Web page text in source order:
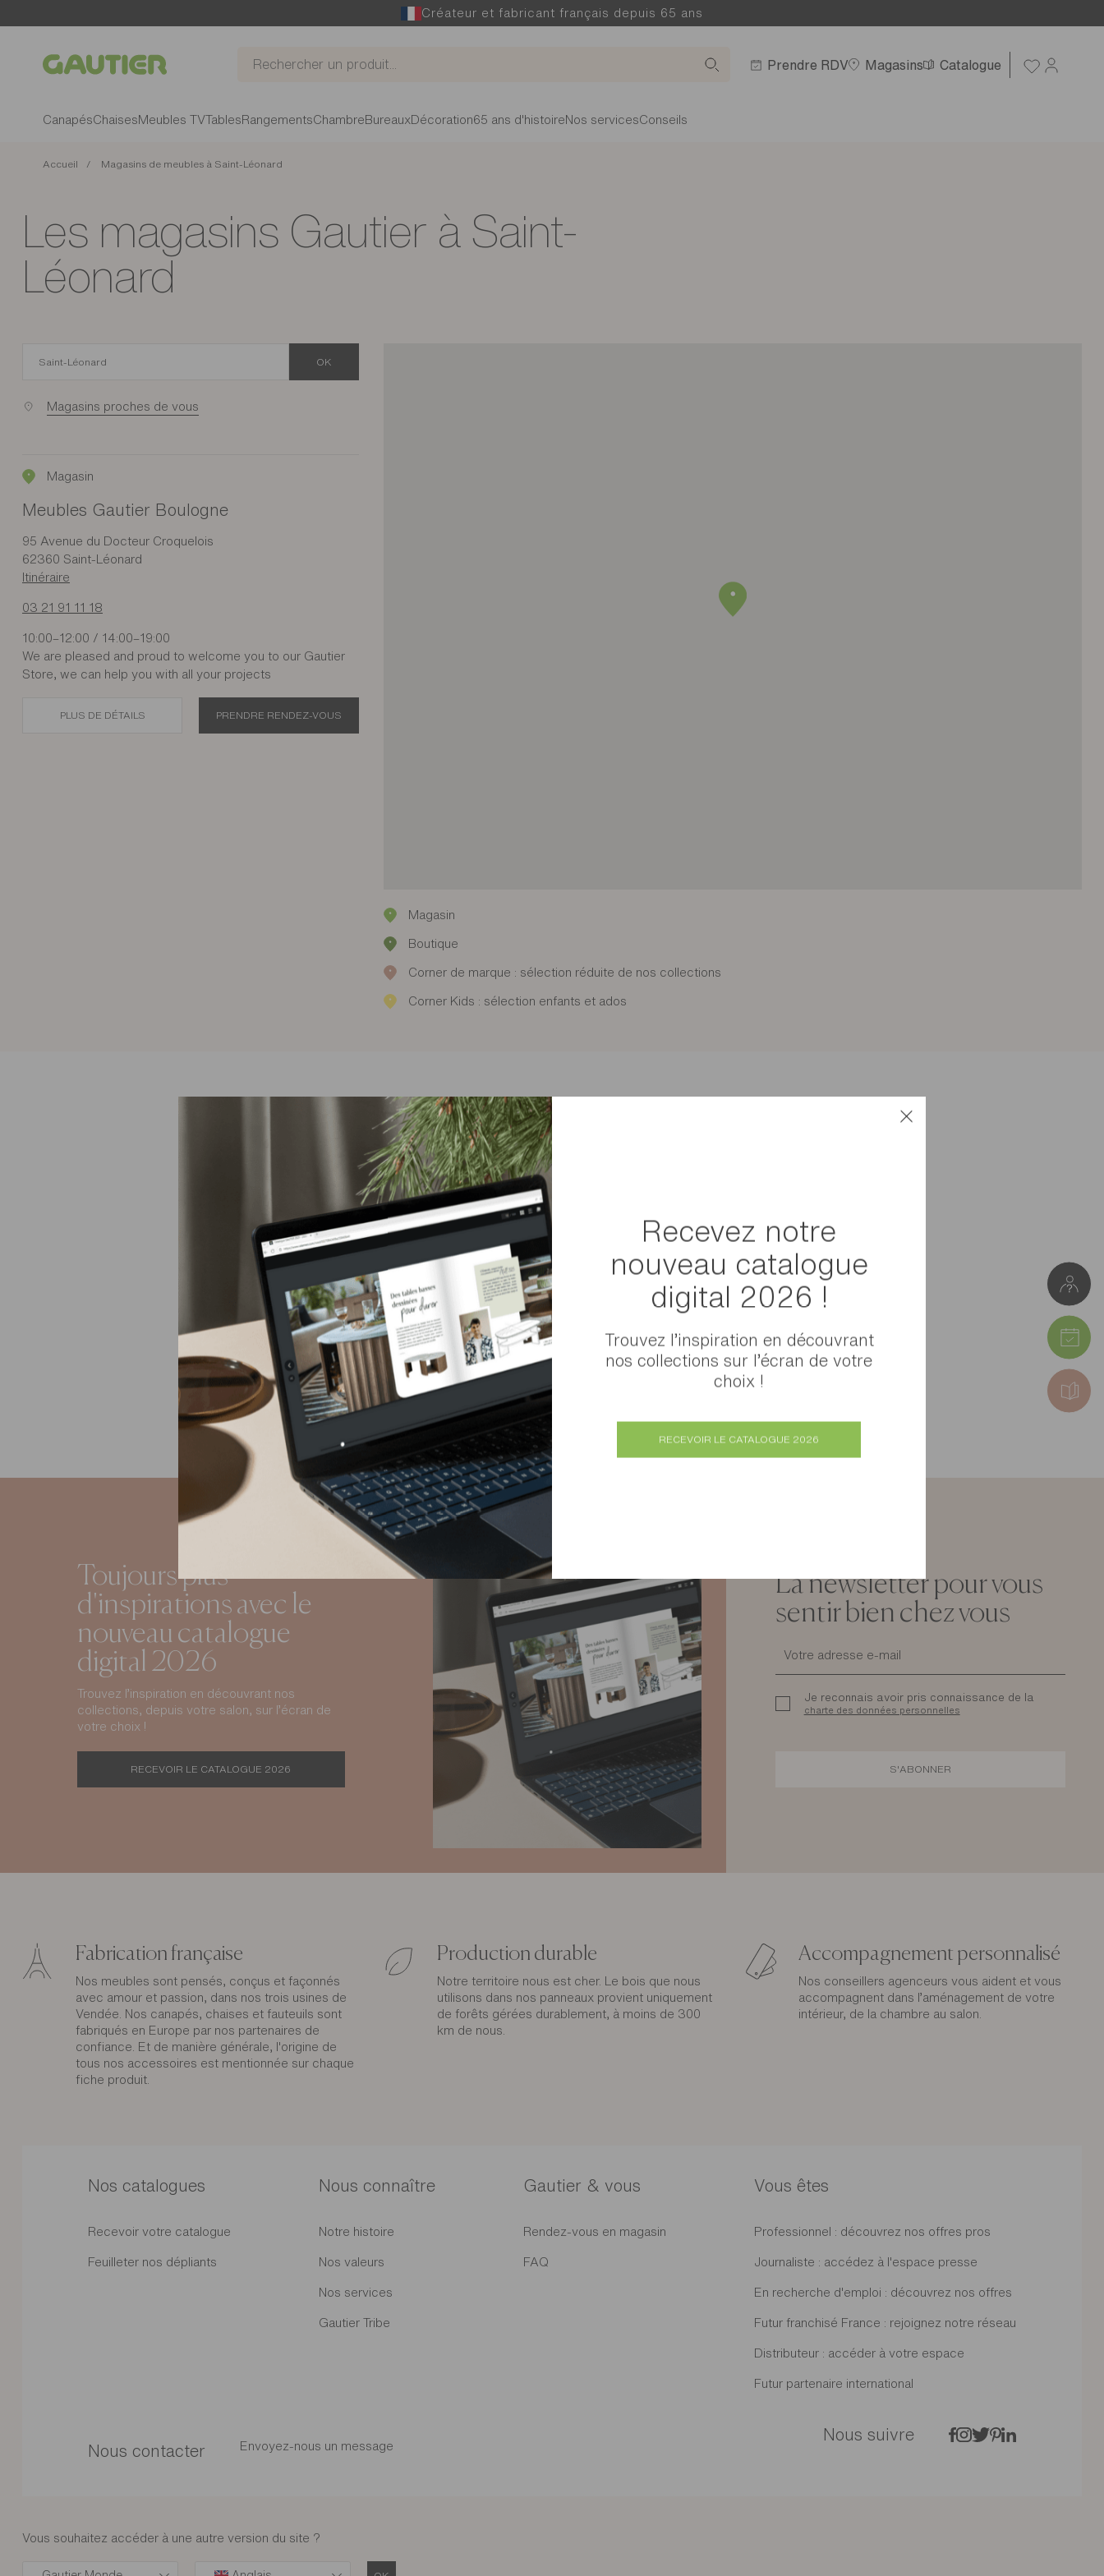
Créateur et fabricant français depuis 65 ans
Gautier Prendre RDV Magasins Catalogue
CanapésChaises Meubles TVTables RangementsChambre Bureaux Décoration65 ans d'histoire Nos servicesConseils
Accueil Magasins de meubles à Saint-Léonard
Les magasins Gautier à Saint-
Léonard
OK
Magasins proches de vous
Magasin
Meubles Gautier Boulogne
95 Avenue du Docteur Croquelois
62360 Saint-Léonard
Itinéraire
03 21 91 11 18
10:00–12:00 / 14:00–19:00
We are pleased and proud to welcome you to our Gautier
Store, we can help you with all your projects
PLUS DE DÉTAILS PRENDRE RENDEZ-VOUS
Magasin
Boutique
Corner de marque : sélection réduite de nos collections
Corner Kids : sélection enfants et ados
Gautier dans le monde
Moyen-Orient
Amérique
Recevez notre
nouveau catalogue
digital 2026 !
Trouvez l’inspiration en découvrant
nos collections sur l’écran de votre
choix !
RECEVOIR LE CATALOGUE 2026
Toujours plus
d'inspirations avec le
nouveau catalogue
digital 2026
Trouvez l’inspiration en découvrant nos
collections, depuis votre salon, sur l’écran de
votre choix !
RECEVOIR LE CATALOGUE 2026
La newsletter pour vous
sentir bien chez vous
Je reconnais avoir pris connaissance de la
charte des données personnelles
S'ABONNER
Fabrication française
Nos meubles sont pensés, conçus et façonnés
avec amour et passion, dans nos trois usines de
Vendée. Nos canapés, chaises et fauteuils sont
fabriqués en Europe par nos partenaires de
confiance. Et de manière générale, l'origine de
tous nos accessoires est mentionnée sur chaque
fiche produit.
Production durable
Notre territoire nous est cher. Le bois que nous
utilisons dans nos panneaux provient uniquement
de forêts gérées durablement, à moins de 300
km de nous.
Accompagnement personnalisé
Nos conseillers agenceurs vous aident et vous
accompagnent dans l’aménagement de votre
intérieur, de la chambre au salon.
Nos catalogues
Recevoir votre catalogue
Feuilleter nos dépliants
Nous connaître
Notre histoire
Nos valeurs
Nos services
Gautier Tribe
Gautier & vous
Rendez-vous en magasin
FAQ
Vous êtes
Professionnel : découvrez nos offres pros
Journaliste : accédez à l'espace presse
En recherche d'emploi : découvrez nos offres
Futur franchisé France : rejoignez notre réseau
Distributeur : accéder à votre espace
Futur partenaire international
Nous contacter Envoyez-nous un message
Nous suivre
Vous souhaitez accéder à une autre version du site ?